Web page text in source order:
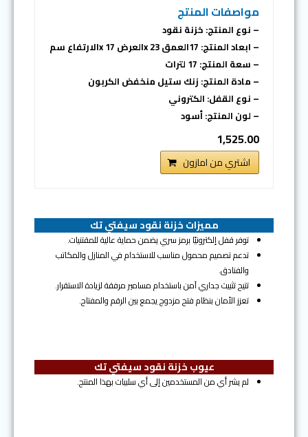
مواصفات المنتج
– نوع المنتج: خزنة نقود
– ابعاد المنتج: 17العمق x 23العرض x 17الارتفاع سم
– سعة المنتج: 17 لترات
– مادة المنتج: زنك ستيل منخفض الكربون
– نوع القفل: الكتروني
– لون المنتج: أسود
1,525.00
اشتري من امازون
مميزات خزنة نقود سيفتي تك
توفر قفل إلكترونيًا برمز سري يضمن حماية عالية للمقتنيات.
تدعم تصميم محمول مناسب للاستخدام في المنازل والمكاتب
والفنادق.
تتيح تثبيت جداري آمن باستخدام مسامير مرفقة لزيادة الاستقرار.
تعزز الأمان بنظام فتح مزدوج يجمع بين الرقم والمفتاح.
عيوب خزنة نقود سيفتي تك
لم يشر أي من المستخدمين إلى أي سلبيات بهذا المنتج.